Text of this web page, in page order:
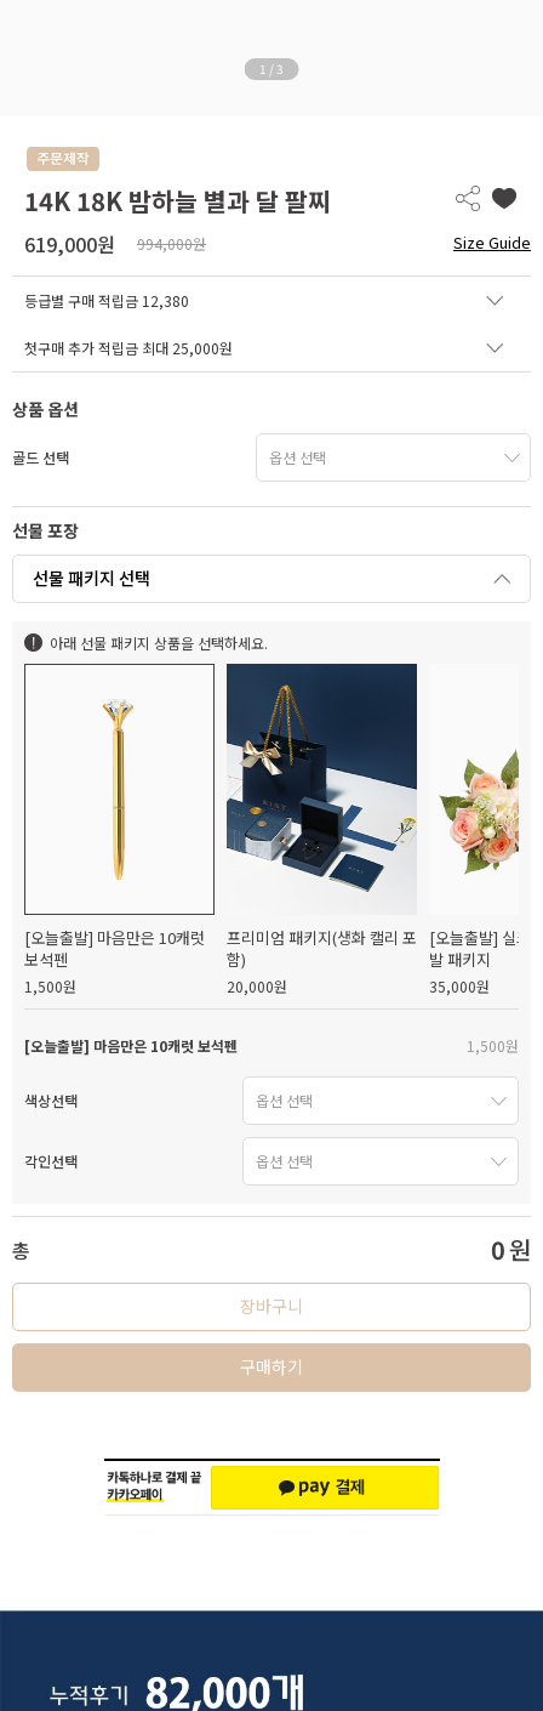
1 / 3
14K 18K 밤하늘 별과 달 팔찌
619,000원 994,000원 Size Guide
등급별 구매 적립금 12,380
첫구매 추가 적립금 최대 25,000원
상품 옵션
골드 선택
선물 포장
선물 패키지 선택
아래 선물 패키지 상품을 선택하세요.
[오늘출발] 마음만은 10캐럿
보석펜
1,500원
프리미엄 패키지(생화 캘리 포
함)
20,000원
[오늘출발] 실크
발 패키지
35,000원
[오늘출발] 마음만은 10캐럿 보석펜 1,500원
색상선택
각인선택
총 0원
장바구니
구매하기